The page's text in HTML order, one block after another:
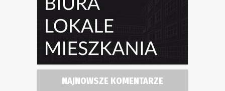
NAJNOWSZE KOMENTARZE